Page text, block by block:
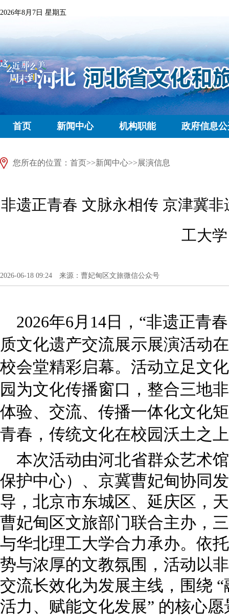
2026年8月7日 星期五
首页 新闻中心 机构职能 政府信息
您所在的位置： 首页>>新闻中心>>展演信息
非遗正青春 文脉永相传 京津冀
工大学
2026-06-18 09:24 来源：曹妃甸区文旅微信公众号
2026年6月14日，“非遗正青
质文化遗产交流展示展演活动
校会堂精彩启幕。活动立足文
园为文化传播窗口，整合三地
体验、交流、传播一体化文化
青春，传统文化在校园沃土之
本次活动由河北省群众艺术
保护中心）、京冀曹妃甸协同
导，北京市东城区、延庆区，
曹妃甸区文旅部门联合主办，
与华北理工大学合力承办。依
势与浓厚的文教氛围，活动以
交流长效化为发展主线，围绕
活力、赋能文化发展” 的核心